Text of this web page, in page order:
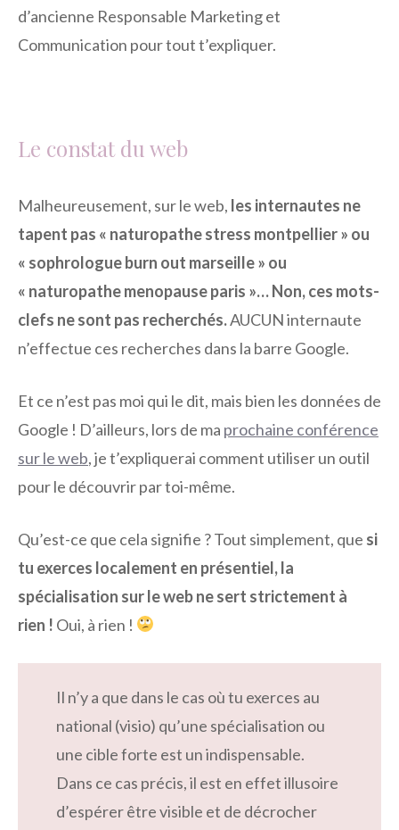
d’ancienne Responsable Marketing et
Communication pour tout t’expliquer.
Le constat du web
Malheureusement, sur le web, les internautes ne
tapent pas « naturopathe stress montpellier » ou
« sophrologue burn out marseille » ou
« naturopathe menopause paris »… Non, ces mots-
clefs ne sont pas recherchés.AUCUN internaute
n’effectue ces recherches dans la barre Google.
Et ce n’est pas moi qui le dit, mais bien les données de
Google ! D’ailleurs, lors de ma prochaine conférence
sur le web, je t’expliquerai comment utiliser un outil
pour le découvrir par toi-même.
Qu’est-ce que cela signifie ? Tout simplement, que si
tu exerces localement en présentiel, la
spécialisation sur le web ne sert strictement à
rien ! Oui, à rien !
Il n’y a que dans le cas où tu exerces au
national (visio) qu’une spécialisation ou
une cible forte est un indispensable.
Dans ce cas précis, il est en effet illusoire
d’espérer être visible et de décrocher